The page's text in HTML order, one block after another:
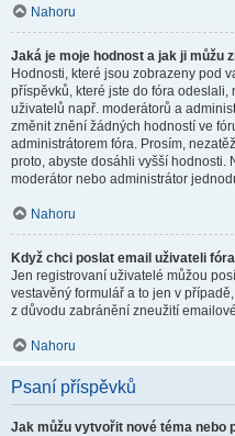
Nahoru
Jaká je moje hodnost a jak ji můžu
Hodnosti, které jsou zobrazeny pod
příspěvků, které jste do fóra
uživatelů např. moderátorů a
změnit znění žádných hodností ve
administrátorem fóra. Prosím,
proto, abyste dosáhli vyšší hodnosti.
moderátor nebo administrátor
Nahoru
Když chci poslat email uživateli
Jen registrovaní uživatelé můžou
vestavěný formulář a to jen v
z důvodu zabránění zneužití
Nahoru
Psaní příspěvků
Jak můžu vytvořit nové téma nebo